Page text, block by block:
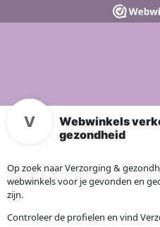
Webwinkels
gezondheid
Op zoek naar Verzorging &
webwinkels voor je gevonden en
zijn.
Controleer de profielen en vind